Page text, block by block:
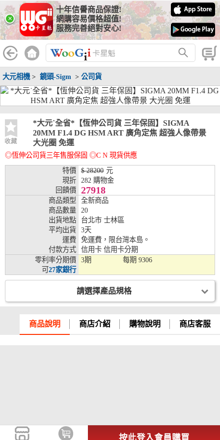
×
十年信譽商品保證!
網購容易價格超值!
服務完善絕對安心!
大元相機 > 鏡頭-Sigm > 公司貨
收藏
*大元˙全省*【恆伸公司貨 三年保固】SIGMA
20MM F1.4 DG HSM ART 廣角定焦 超強人像帶景
大光圈 免運
◎恆伸公司貨三年售服保固 ◎C N 現貨供應
特價
$ 28200 元
現折
282 購物金
回饋價
27918
商品類型
全新商品
商品數量
20
出貨地點
台北市 士林區
平均出貨
3天
運費
免運費，限台灣本島。
付款方式
信用卡 信用卡分期
零利率分期價
可27家銀行
3期 每期 9306
請選擇產品規格
商品說明 商店介紹 購物說明 商店客服
按此登入會員購買
線上分期銀行
WooGii 與 綠界 合作，『信用卡分期付款』 與 『信用卡零利率
分期付款』 的配合銀行如下：
分期期數 提供分期之銀行
兆豐銀行、合作金庫、第一銀行、華南銀行、
彰化銀行、上海銀行、富邦銀行、國泰世華、
台灣企銀、台中銀行、匯豐銀行、華泰銀行、
銀、元大銀行、永豐銀行、玉山銀行、凱基銀
行、星展銀行、台新銀行、安泰銀行、中國信
託、台灣樂天、三信商銀
兆豐銀行、合作金庫、第一銀行、華南銀行、
彰化銀行、上海銀行、富邦銀行、國泰世華、
台灣企銀、台中銀行、匯豐銀行、華泰銀行、
臺灣新光銀行、陽信銀行、聯邦銀行、遠東商
銀、元大銀行、永豐銀行、玉山銀行、凱基銀
行、星展銀行、台新銀行、安泰銀行、中國信
託、台灣樂天、三信商銀
兆豐銀行、合作金庫、第一銀行、華南銀行、
彰化銀行、上海銀行、富邦銀行、國泰世華、
台灣企銀、台中銀行、匯豐銀行、華泰銀行、
臺灣新光銀行、陽信銀行、聯邦銀行、遠東商
銀、元大銀行、永豐銀行、玉山銀行、凱基銀
行、星展銀行、台新銀行、安泰銀行、中國信
託、台灣樂天、三信商銀
兆豐銀行、合作金庫、第一銀行、華南銀行、
台灣企銀、台中銀行、匯豐銀行、華泰銀行、
臺灣新光銀行、陽信銀行、聯邦銀行、遠東商